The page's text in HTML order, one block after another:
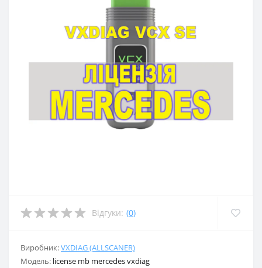
Відгуки: (0)
Виробник:VXDIAG (ALLSCANER)
Модель: license mb mercedes vxdiag